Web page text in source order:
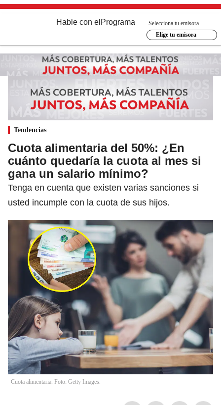
Hable con el Programa
Selecciona tu emisora
Elige tu emisora
Tendencias
Cuota alimentaria del 50%: ¿En
cuánto quedaría la cuota al mes si
gana un salario mínimo?
Tenga en cuenta que existen varias sanciones si
usted incumple con la cuota de sus hijos.
Cuota alimentaria. Foto: Getty Images.